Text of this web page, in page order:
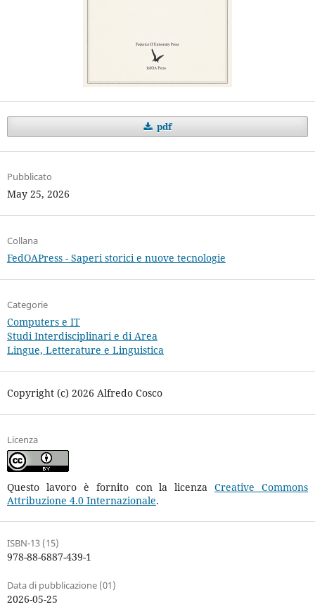
pdf
Pubblicato
May 25, 2026
Collana
FedOAPress - Saperi storici e nuove tecnologie
Categorie
Computers e IT
Studi Interdisciplinari e di Area
Lingue, Letterature e Linguistica
Copyright (c) 2026 Alfredo Cosco
Licenza
Questo lavoro è fornito con la licenzaCreative Commons
Attribuzione 4.0 Internazionale.
ISBN-13 (15)
978-88-6887-439-1
Data di pubblicazione (01)
2026-05-25